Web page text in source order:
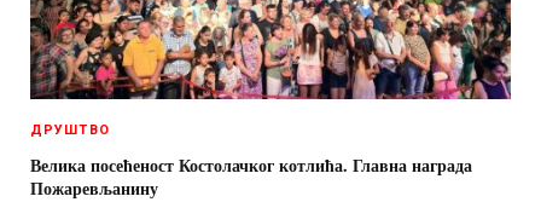
ДРУШТВО
Велика посећеност Костолачког котлића. Главна награда
Пожаревљанину